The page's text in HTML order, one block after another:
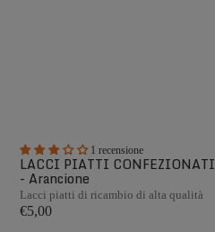
1 recensione
LACCI PIATTI CONFEZIONATI
- Arancione
Lacci piatti di ricambio di alta qualità
€5,00